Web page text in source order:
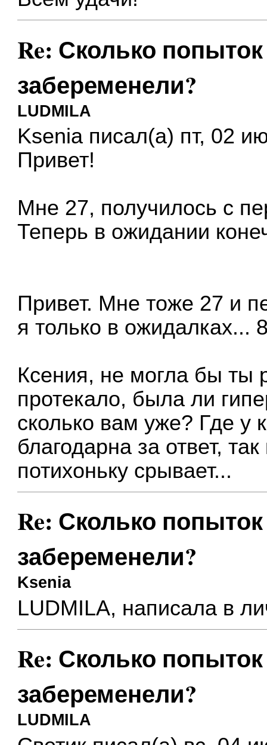
Re: Сколько
забеременели?
LUDMILA
Ksenia писал(а) пт, 02
Привет!
Мне 27, получилось с
Теперь в ожидании
Привет. Мне тоже 27 и
я только в ожидалках...
Ксения, не могла бы ты
протекало, была ли
сколько вам уже? Где у
благодарна за ответ,
потихоньку срывает...
Re: Сколько
забеременели?
Ksenia
LUDMILA, написала в
Re: Сколько
забеременели?
LUDMILA